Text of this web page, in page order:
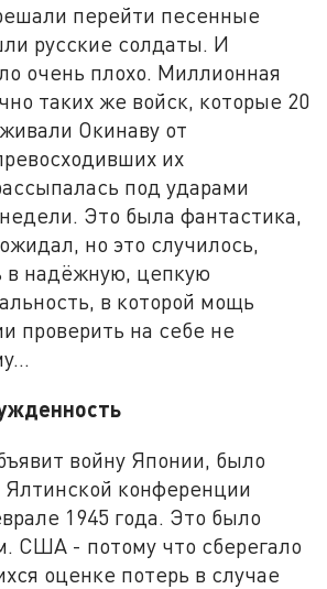
перейти песенные
русские солдаты. И
очень плохо. Миллионная
таких же войск, которые 20
Окинаву от
их
под ударами
Это была фантастика,
но это случилось,
в надёжную, цепкую
в которой мощь
проверить на себе не
войну Японии, было
конференции
1945 года. Это было
США - потому что сберегало
оценке потерь в случае